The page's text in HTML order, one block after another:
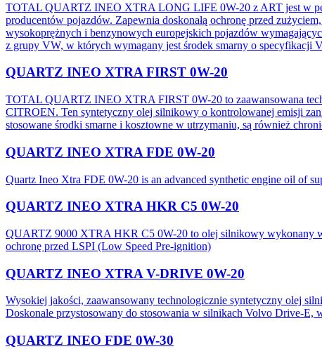
TOTAL QUARTZ INEO XTRA LONG LIFE 0W-20 z ART jest w
producentów pojazdów. Zapewnia doskonałą ochronę przed
wysokoprężnych i benzynowych europejskich pojazdów
z grupy VW, w których wymagany jest środek smarny o specyfikacji
QUARTZ INEO XTRA FIRST 0W-20
TOTAL QUARTZ INEO XTRA FIRST 0W-20 to zaawansowana
CITROEN. Ten syntetyczny olej silnikowy o kontrolowanej emisji
stosowane środki smarne i kosztowne w utrzymaniu, są również
QUARTZ INEO XTRA FDE 0W-20
Quartz Ineo Xtra FDE 0W-20 is an advanced synthetic engine oil of
QUARTZ INEO XTRA HKR C5 0W-20
QUARTZ 9000 XTRA HKR C5 0W-20 to olej silnikowy wykonany w
ochronę przed LSPI (Low Speed Pre-ignition)
QUARTZ INEO XTRA V-DRIVE 0W-20
Wysokiej jakości, zaawansowany technologicznie syntetyczny olej
Doskonale przystosowany do stosowania w silnikach Volvo Drive-
QUARTZ INEO FDE 0W-30